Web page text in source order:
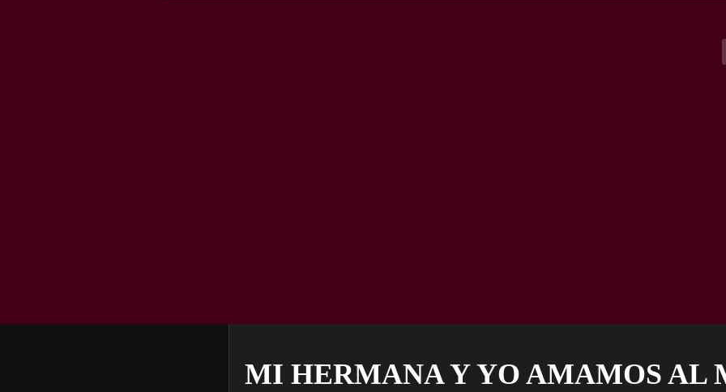
MI HERMANA Y YO AMAMOS AL